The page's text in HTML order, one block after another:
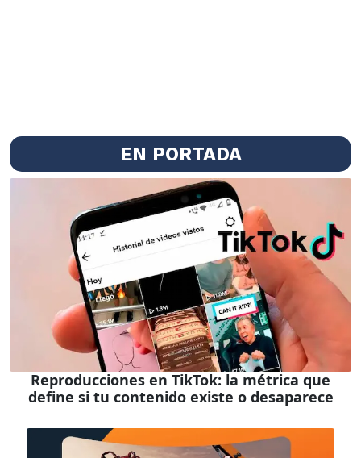
EN PORTADA
Reproducciones en TikTok: la métrica que
define si tu contenido existe o desaparece